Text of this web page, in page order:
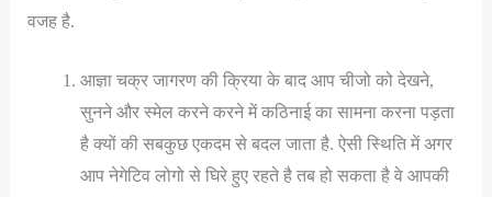
वजह है.
आज्ञा चक्र जागरण की क्रिया के बाद आप चीजो को देखने,
सुनने और स्मेल करने करने में कठिनाई का सामना करना पड़ता
है क्यों की सबकुछ एकदम से बदल जाता है. ऐसी स्थिति में अगर
आप नेगेटिव लोगो से घिरे हुए रहते है तब हो सकता है वे आपकी